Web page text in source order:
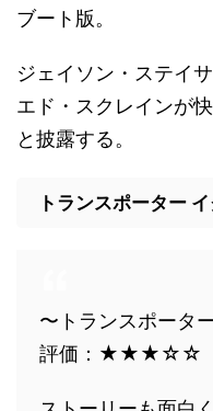
ブート版。
ジェイソン・ステイ
エド・スクレインが
と披露する。
トランスポーター
〜トランスポータ
評価：★★★☆☆